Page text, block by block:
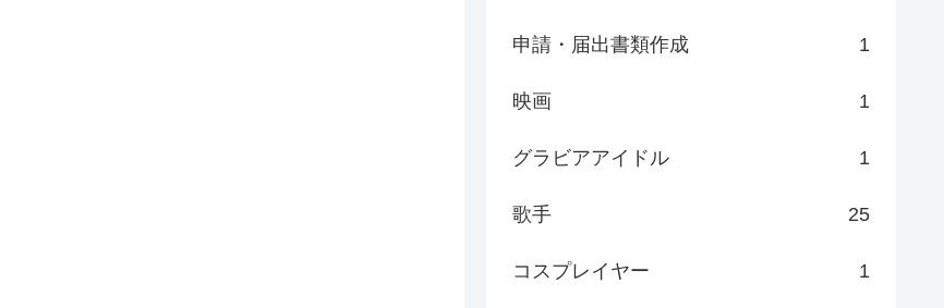
申請・届出書類作成 1
映画 1
グラビアアイドル 1
歌手 25
コスプレイヤー 1